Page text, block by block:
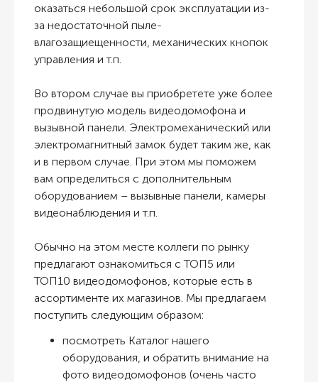
оказаться небольшой срок эксплуатации из-
за недостаточной пыле-
влагозащиещенности, механических кнопок
управления и т.п.
Во втором случае вы приобретете уже более
продвинутую модель видеодомофона и
вызывной панели. Электромеханический или
электромагнитный замок будет таким же, как
и в первом случае. При этом мы поможем
вам определиться с дополнительным
оборудованием – вызывные панели, камеры
видеонаблюдения и т.п.
Обычно на этом месте коллеги по рынку
предлагают ознакомиться с ТОП5 или
ТОП10 видеодомофонов, которые есть в
ассортименте их магазинов. Мы предлагаем
поступить следующим образом:
посмотреть Каталог нашего
оборудования, и обратить внимание на
фото видеодомофонов (очень часто